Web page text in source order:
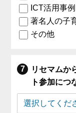
ICT活用事例
著名人の子
その他
リセマムか
ト参加につ